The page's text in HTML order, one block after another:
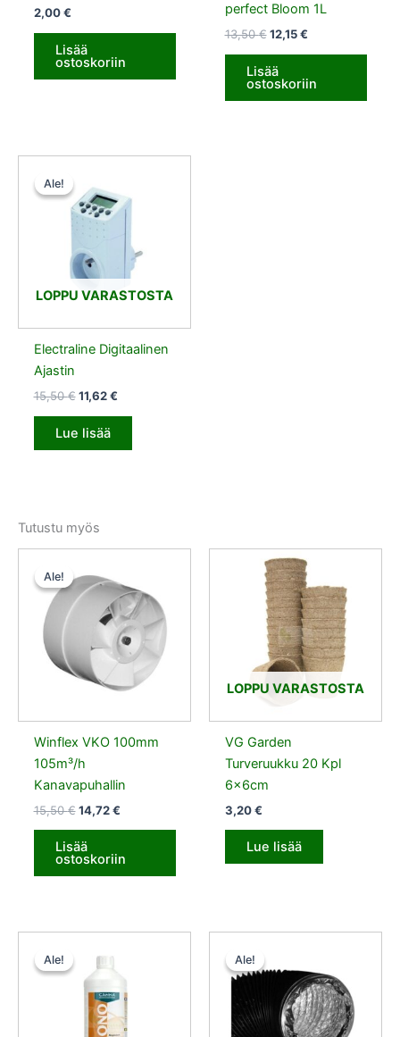
2,00€
Lisää
ostoskoriin
perfect Bloom 1L
13,50€ 12,15€
Lisää
ostoskoriin
Ale!
LOPPU VARASTOSTA
Ale!
Electraline Digitaalinen
Ajastin
15,50€
oli:
15,50 €.
11,62€
on:
11,62 €.
Lue lisää
Tutustu myös
Ale!
Ale!
Winflex VKO 100mm
105m³/h
Kanavapuhallin
15,50€
Alkuperäinen
oli:
15,50 €.
14,72€
Nykyinen
on:
14,72 €.
Lisää
ostoskoriin
LOPPU VARASTOSTA
VG Garden
Turveruukku 20 Kpl
6x6cm
3,20€
Lue lisää
Ale!
Ale!
hinta
14,50 €.7,25 €.
Ale!
Ale!
oli:
25,50 €.24,22 €.